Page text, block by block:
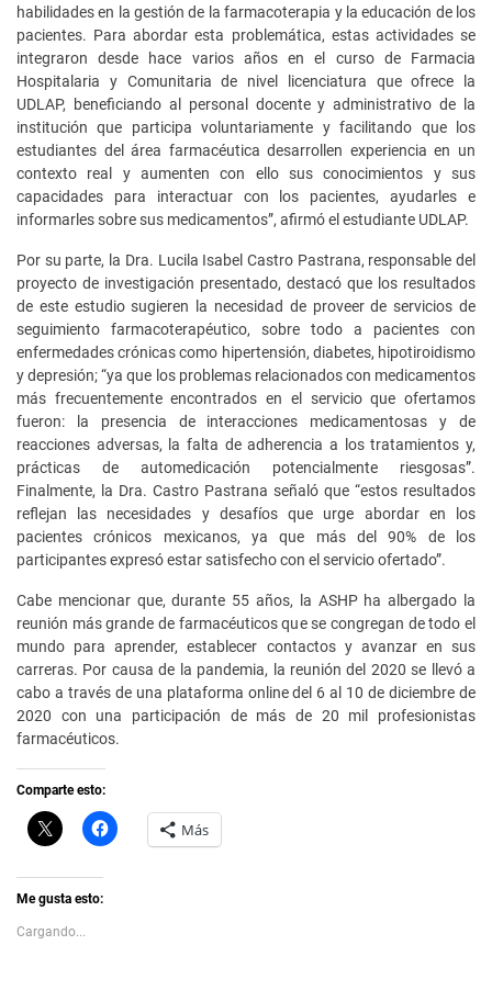
habilidades en la gestión de la farmacoterapia y la educación de los
pacientes. Para abordar esta problemática, estas actividades se
integraron desde hace varios años en el curso de Farmacia
Hospitalaria y Comunitaria de nivel licenciatura que ofrece la
UDLAP, beneficiando al personal docente y administrativo de la
institución que participa voluntariamente y facilitando que los
estudiantes del área farmacéutica desarrollen experiencia en un
contexto real y aumenten con ello sus conocimientos y sus
capacidades para interactuar con los pacientes, ayudarles e
informarles sobre sus medicamentos”, afirmó el estudiante UDLAP.
Por su parte, la Dra. Lucila Isabel Castro Pastrana, responsable del
proyecto de investigación presentado, destacó que los resultados
de este estudio sugieren la necesidad de proveer de servicios de
seguimiento farmacoterapéutico, sobre todo a pacientes con
enfermedades crónicas como hipertensión, diabetes, hipotiroidismo
y depresión; “ya que los problemas relacionados con medicamentos
más frecuentemente encontrados en el servicio que ofertamos
fueron: la presencia de interacciones medicamentosas y de
reacciones adversas, la falta de adherencia a los tratamientos y,
prácticas de automedicación potencialmente riesgosas”.
Finalmente, la Dra. Castro Pastrana señaló que “estos resultados
reflejan las necesidades y desafíos que urge abordar en los
pacientes crónicos mexicanos, ya que más del 90% de los
participantes expresó estar satisfecho con el servicio ofertado”.
Cabe mencionar que, durante 55 años, la ASHP ha albergado la
reunión más grande de farmacéuticos que se congregan de todo el
mundo para aprender, establecer contactos y avanzar en sus
carreras. Por causa de la pandemia, la reunión del 2020 se llevó a
cabo a través de una plataforma online del 6 al 10 de diciembre de
2020 con una participación de más de 20 mil profesionistas
farmacéuticos.
Comparte esto:
C
l
k
t
s
h
H
a Más
Me gusta esto:
Cargando...